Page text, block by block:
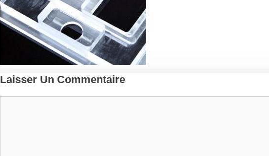
Laisser Un Commentaire